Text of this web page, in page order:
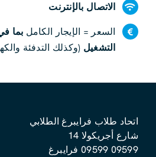
الاتصال بالإنترنت
السعر = الإيجار الكامل بما
التشغيل (وكذلك التدفئة
اتحاد طلاب فرايبرغ الطلابي
شارع أجريكولا 14
09599 09599 فرايبرغ